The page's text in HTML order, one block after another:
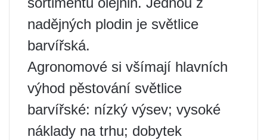
nadějných plodin je světlice
barvířská.
Agronomové si všímají hlavních
výhod pěstování světlice
barvířské: nízký výsev; vysoké
náklady na trhu; dobytek